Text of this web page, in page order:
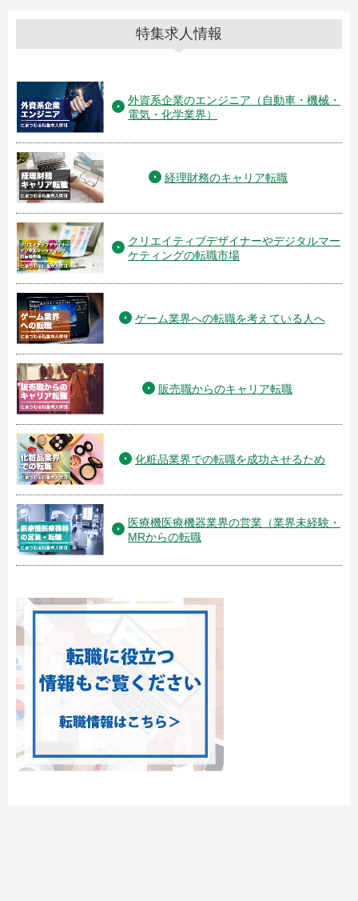
特集求人情報
外資系企業のエンジニア（自動車・機械・
電気・化学業界）
経理財務のキャリア転職
クリエイティブデザイナーやデジタルマー
ケティングの転職市場
ゲーム業界への転職を考えている人へ
販売職からのキャリア転職
化粧品業界での転職を成功させるため
医療機医療機器業界の営業（業界未経験・
MRからの転職